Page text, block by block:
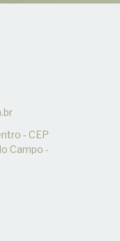
- CEP
Campo -